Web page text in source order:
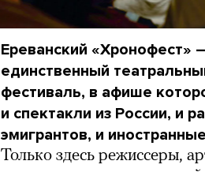
Ереванский «Хронофест»
единственный
фестиваль, в афише
и спектакли из России, и
эмигрантов, и
Только здесь режиссеры,